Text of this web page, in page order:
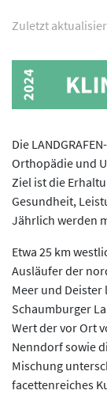
Zuletzt
Die
Orthopädie und
Ziel ist die
Gesundheit,
Jährlich werden
Etwa 25 km
Ausläufer der
Meer und
Schaumburger
Wert der vor Ort
Nenndorf sowie
Mischung
facettenreiches